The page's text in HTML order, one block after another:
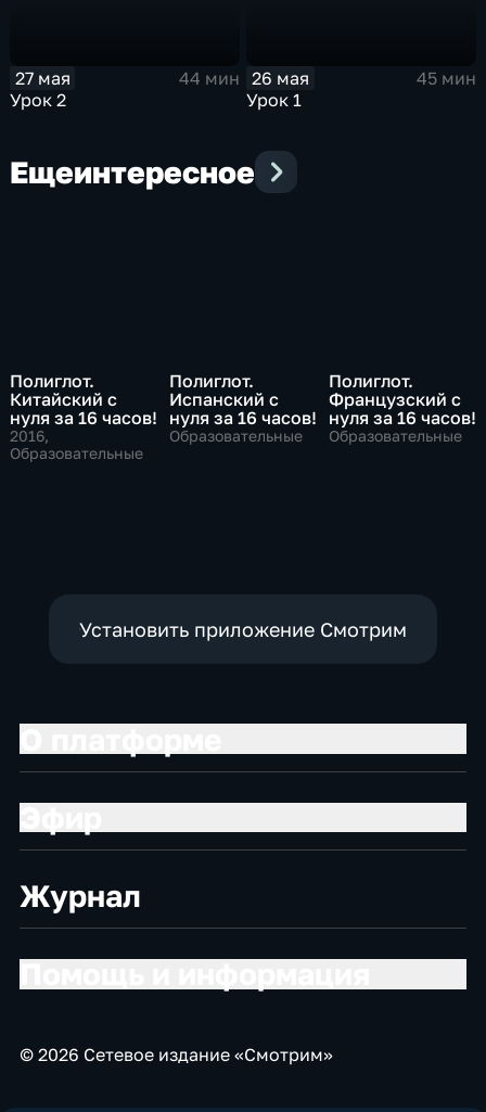
27 мая
44 мин
Урок 2
26 мая
45 мин
Урок 1
Ещеинтересное
Полиглот.
Китайский с
нуля за 16 часов!
2016,
Образовательные
Полиглот.
Испанский с
нуля за 16 часов!
Образовательные
Полиглот.
Французский с
нуля за 16 часов!
Образовательные
Установить приложение Смотрим
Журнал
© 2026 Сетевое издание «Смотрим»